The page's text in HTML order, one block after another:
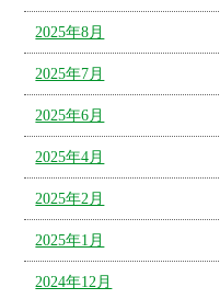
2025年8月
2025年7月
2025年6月
2025年4月
2025年2月
2025年1月
2024年12月